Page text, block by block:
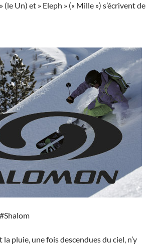
(le Un) et » Eleph » (« Mille ») s’écrivent de
la pluie, une fois descendues du ciel, n’y